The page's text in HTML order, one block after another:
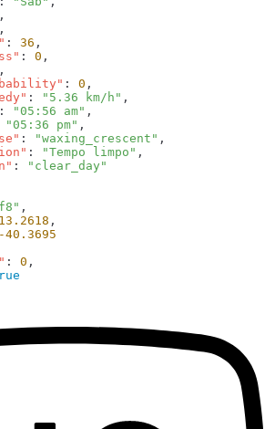
: 36
: 0
: 0
: "5.36 km/h"
: "05:56 am"
"05:36 pm"
: "waxing_crescent"
: "Tempo limpo"
:
: 0